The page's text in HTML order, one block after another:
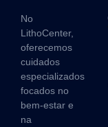
No
LithoCenter,
oferecemos
cuidados
especializados
focados no
bem-estar e
na